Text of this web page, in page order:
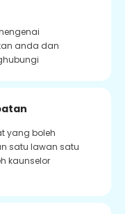
anda dan
yang boleh
satu lawan satu
kaunselor